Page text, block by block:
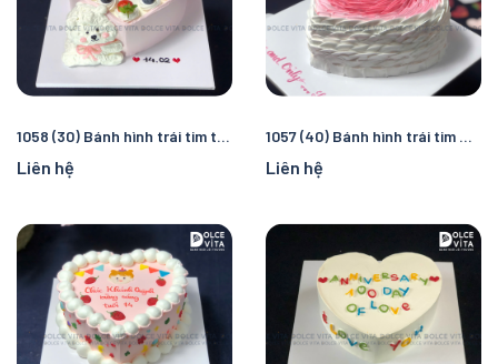
1058 (30) Bánh hình trái tim trang trí gấu
Liên hệ
1057 (40) Bánh hình trái tim màu hồng pastel
Liên hệ